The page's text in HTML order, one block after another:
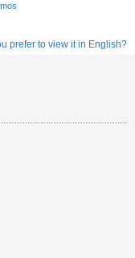
prefer to view it in English?